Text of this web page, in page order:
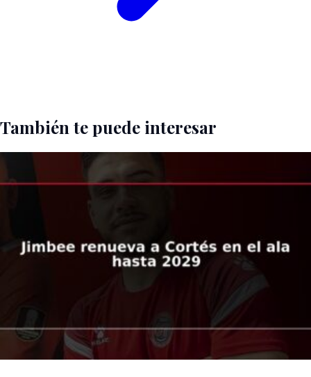
También te puede interesar